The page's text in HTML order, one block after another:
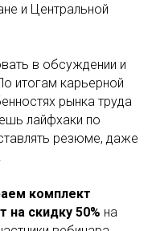
и Центральной
в обсуждении и
итогам карьерной
рынка труда
лайфхаки по
резюме, даже
комплект
на скидку 50% на